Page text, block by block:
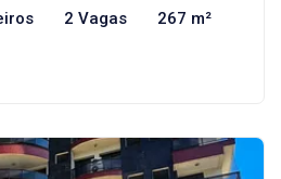
2 Vagas 267 m²